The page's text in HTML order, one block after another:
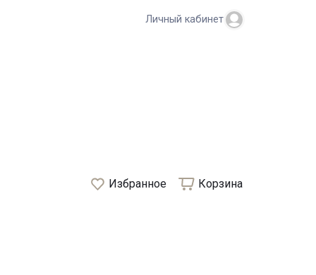
Личный кабинет
Избранное Корзина